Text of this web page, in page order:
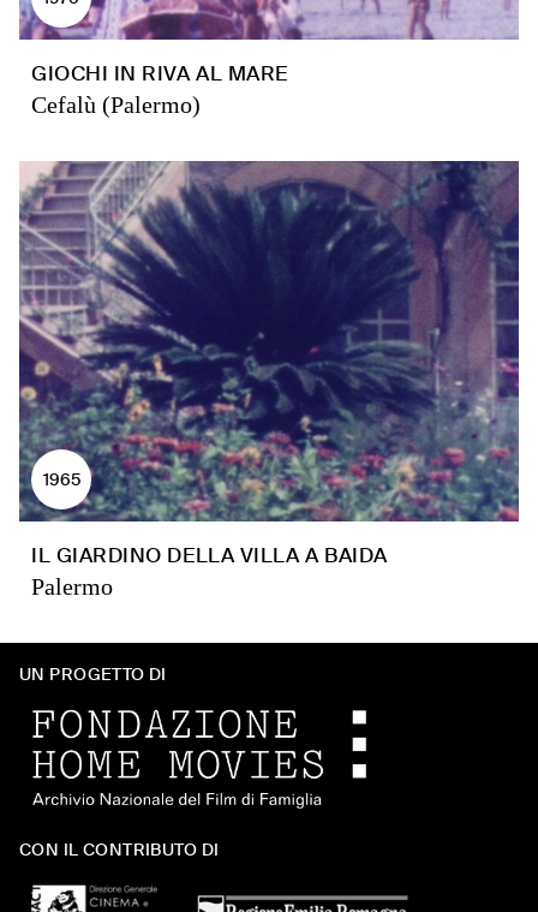
GIOCHI IN RIVA AL MARE
Cefalù (Palermo)
1965
IL GIARDINO DELLA VILLA A BAIDA
Palermo
UN PROGETTO DI
CON IL CONTRIBUTO DI